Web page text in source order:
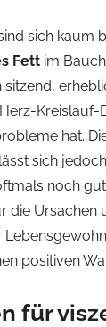
sich kaum
Fett im
sitzend,
Kreislauf-
hat.
sich
noch
die Ursachen
positiven
für